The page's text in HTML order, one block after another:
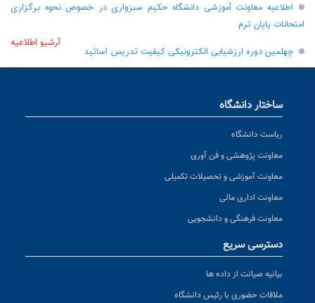
اطلاعیه معاونت آموزشی دانشگاه حکیم سبزواری در خصوص نحوه برگزاری
امتحانات پایان ترم
چهلمین دوره ارزشیابی الکترونیکی کیفیت تدریس اساتید
آرشیو اطلاعیه
ساختار دانشگاه
ریاست دانشگاه
معاونت پژوهشی و فن آوری
معاونت آموزشی و تحصیلات تکمیلی
معاونت اداری مالی
معاونت فرهنگی و دانشجویی
دسترسی سریع
بیانیه صیانت از داده ها
ملاقات حضوری با رئیس دانشگاه